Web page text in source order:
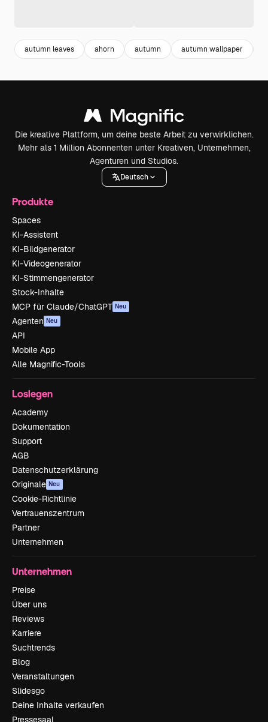
autumn leaves ahorn autumn autumn wallpaper
Die kreative Plattform, um deine beste Arbeit zu verwirklichen.
Mehr als 1 Million Abonnenten unter Kreativen, Unternehmen,
Agenturen und Studios.
Deutsch
Produkte
Spaces
KI-Assistent
KI-Bildgenerator
KI-Videogenerator
KI-Stimmengenerator
Stock-Inhalte
MCP für Claude/ChatGPT Neu
Agenten Neu
API
Mobile App
Alle Magnific-Tools
Loslegen
Academy
Dokumentation
Support
AGB
Datenschutzerklärung
Originale Neu
Cookie-Richtlinie
Vertrauenszentrum
Partner
Unternehmen
Unternehmen
Preise
Über uns
Reviews
Karriere
Suchtrends
Blog
Veranstaltungen
Slidesgo
Deine Inhalte verkaufen
Pressesaal